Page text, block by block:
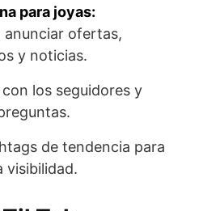
para joyas:
anunciar ofertas,
y noticias.
los seguidores y
de tendencia para
visibilidad.